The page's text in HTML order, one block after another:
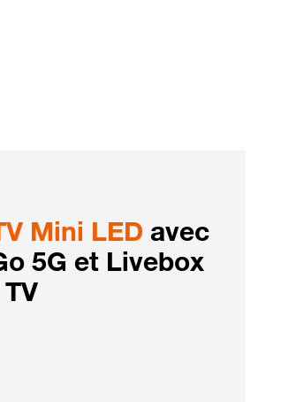
Mini LED avec
5G et Livebox